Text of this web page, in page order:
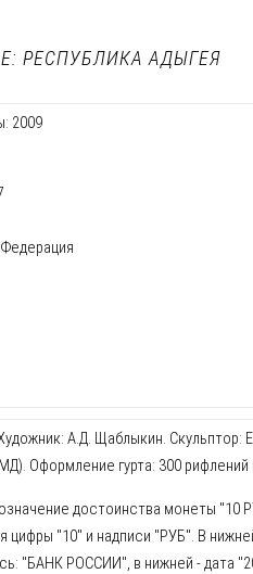
РЕСПУБЛИКА АДЫГЕЯ
2009
А.Д. Щаблыкин.
Оформление гурта: 300
достоинства монеты "10
цифры "10" и надписи "РУБ". В
"БАНК РОССИИ", в нижней - дата